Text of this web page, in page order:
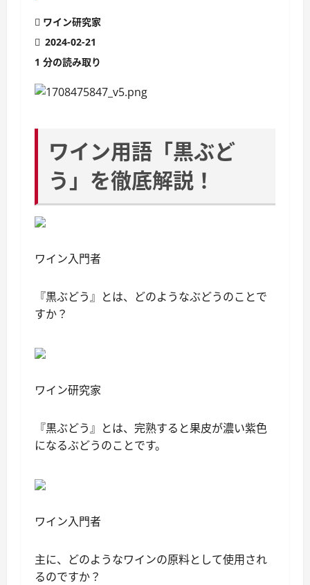
ワイン研究家
2024-02-21
1 分の読み取り
ワイン用語「黒ぶど
う」を徹底解説！
ワイン入門者
『黒ぶどう』とは、どのようなぶどうのことで
すか？
ワイン研究家
『黒ぶどう』とは、完熟すると果皮が濃い紫色
になるぶどうのことです。
ワイン入門者
主に、どのようなワインの原料として使用され
るのですか？